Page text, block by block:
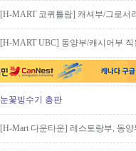
[H-MART 코퀴틀람] 캐셔부/그로서
[H-MART UBC] 동양부/캐시어부
눈꽃빙수기 총판
[H-Mart 다운타운] 레스토랑부, 동